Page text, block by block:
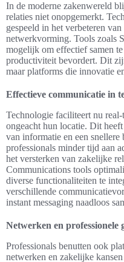
In de moderne zakenwereld
relaties niet onopgemerkt.
gespeeld in het verbeteren
netwerkvorming. Tools zoals
mogelijk om effectief samen
productiviteit bevordert. Dit
maar platforms die innovatie
Effectieve communicatie in
Technologie faciliteert nu
ongeacht hun locatie. Dit
van informatie en een
professionals minder tijd aan
het versterken van zakelijke
Communications tools
diverse functionaliteiten te
verschillende
instant messaging naadloos
Netwerken en professionele
Professionals benutten ook
netwerken en zakelijke